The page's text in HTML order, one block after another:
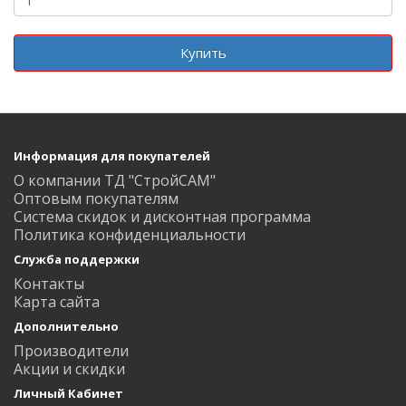
Купить
Информация для покупателей
О компании ТД "СтройСАМ"
Оптовым покупателям
Система скидок и дисконтная программа
Политика конфиденциальности
Служба поддержки
Контакты
Карта сайта
Дополнительно
Производители
Акции и скидки
Личный Кабинет